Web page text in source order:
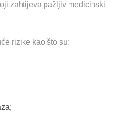
zahtijeva pažljiv medicinski
rizike kao što su: